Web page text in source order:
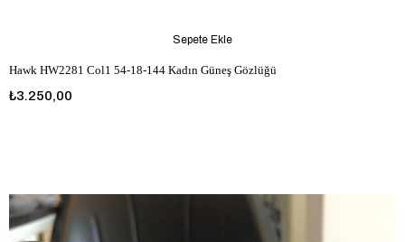
Hawk HW2281 Col1 54-18-144 Kadın Güneş Gözlüğü
₺3.250,00
Sepete Ekle